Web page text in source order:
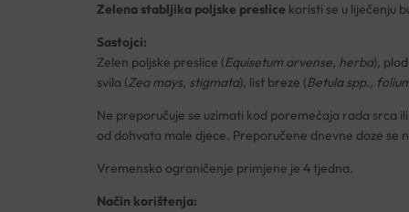
Zelena stabljika poljske preslice koristi se u liječenju
Sastojci:
Zelen poljske preslice (Equisetum arvense, herba),
svila (Zea mays, stigmata), list breze (Betula spp.,
Ne preporučuje se uzimati kod poremećaja rada srca
od dohvata male djece. Preporučene dnevne doze
Vremensko ograničenje primjene je 4 tjedna.
Način korištenja: